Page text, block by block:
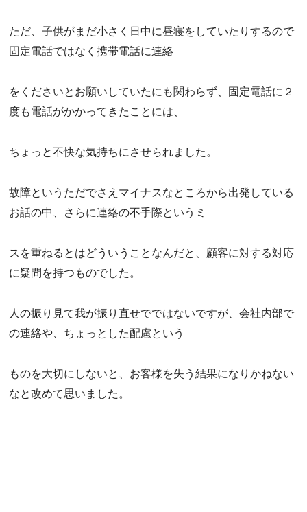
ただ、子供がまだ小さく日中に昼寝をしていたりするので
固定電話ではなく携帯電話に連絡
をくださいとお願いしていたにも関わらず、固定電話に２
度も電話がかかってきたことには、
ちょっと不快な気持ちにさせられました。
故障というただでさえマイナスなところから出発している
お話の中、さらに連絡の不手際というミ
スを重ねるとはどういうことなんだと、顧客に対する対応
に疑問を持つものでした。
人の振り見て我が振り直せでではないですが、会社内部で
の連絡や、ちょっとした配慮という
ものを大切にしないと、お客様を失う結果になりかねない
なと改めて思いました。